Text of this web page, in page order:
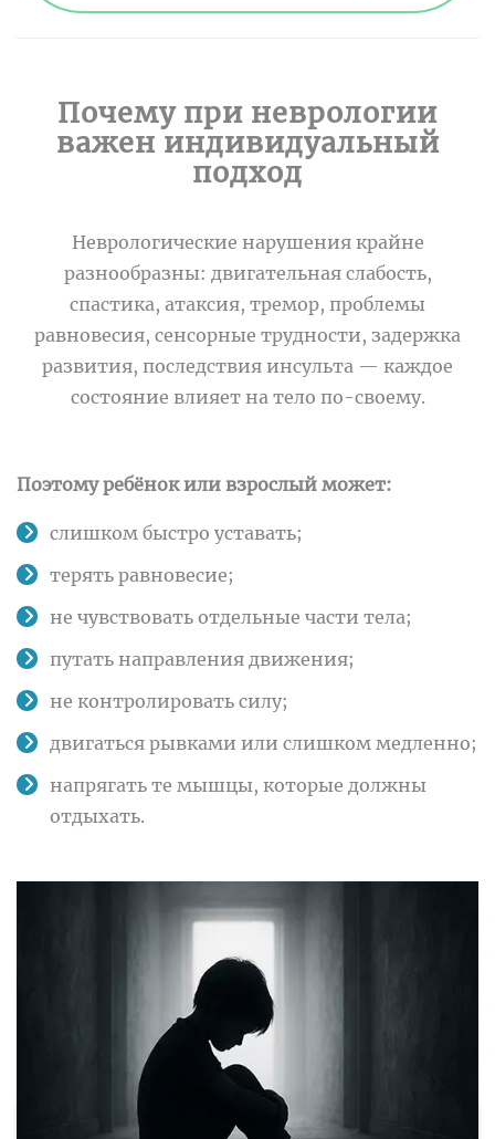
Почему при неврологии
важен индивидуальный
подход
Неврологические нарушения крайне
разнообразны: двигательная слабость,
спастика, атаксия, тремор, проблемы
равновесия, сенсорные трудности, задержка
развития, последствия инсульта — каждое
состояние влияет на тело по-своему.
Поэтому ребёнок или взрослый может:
слишком быстро уставать;
терять равновесие;
не чувствовать отдельные части тела;
путать направления движения;
не контролировать силу;
двигаться рывками или слишком медленно;
напрягать те мышцы, которые должны
отдыхать.